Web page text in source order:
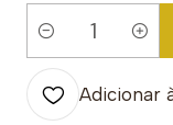
Quantidade
Adicionar